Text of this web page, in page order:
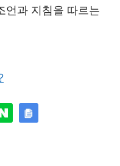
언과 지침을 따르는